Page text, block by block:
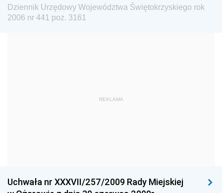
Sportu
Dziennik Urzędowy Ministra Edukacji i Nauki
Dziennik Urzędowy Ministra Gospodarki
Dziennik Urzędowy Województwa Świętokrzyskiego rok
2006 nr 441 poz. 3161
REKLAMA
Uchwała nr XXXVII/257/2009 Rady Miejskiej